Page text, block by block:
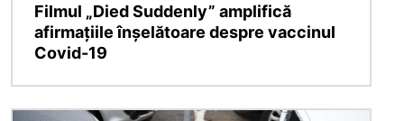
Filmul „Died Suddenly” amplifică
afirmațiile înșelătoare despre vaccinul
Covid-19